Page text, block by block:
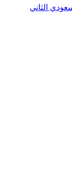
الثاني